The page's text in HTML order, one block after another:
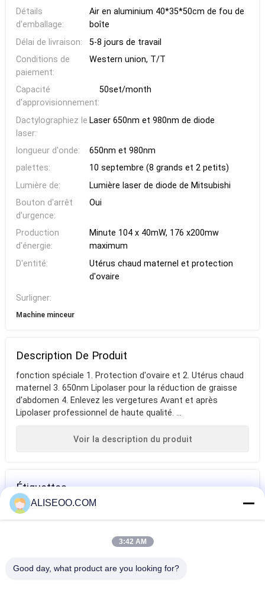
Détails
d'emballage:
Air en aluminium 40*35*50cm de fou de
boîte
Délai de livraison:
5-8 jours de travail
Conditions de
paiement:
Western union, T/T
Capacité
d'approvisionnement:
50set/month
Dactylographiez le
laser:
Laser 650nm et 980nm de diode
longueur d'onde:
650nm et 980nm
palettes:
10 septembre (8 grands et 2 petits)
Lumière de:
Lumière laser de diode de Mitsubishi
Bouton d'arrêt
d'urgence:
Oui
Production
d'énergie:
Minute 104 x 40mW, 176 x200mw
maximum
D'entité:
Utérus chaud maternel et protection
d'ovaire
Surligner:
Machine minceur
Description De Produit
fonction spéciale 1. Protection d'ovaire et 2. Utérus chaud
maternel 3. 650nm Lipolaser pour la réduction de graisse
d'abdomen 4. Enlevez les vergetures Avant et après
Lipolaser professionnel de haute qualité. ...
Voir la description du produit
Étiquettes
grosse machine
grosse machine
brûlante
machine de
ALISEOO.COM
3:42 AM
Good day, what product are you looking for?